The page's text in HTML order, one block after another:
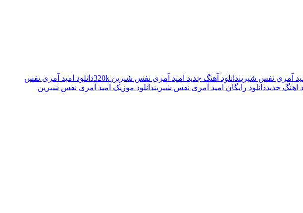
آمری نفس شیریندانلود آهنگ جدید امید آمری نفس شیرین 320k
دانلود امید آمری نفس
اهنگ جدیددانلود رایگان امید آمری نفس شیریندانلود موزیک امید آمری نفس شیرین